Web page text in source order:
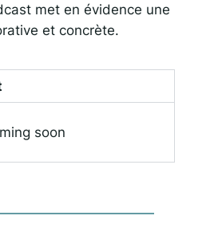
met en évidence une
et concrète.
soon